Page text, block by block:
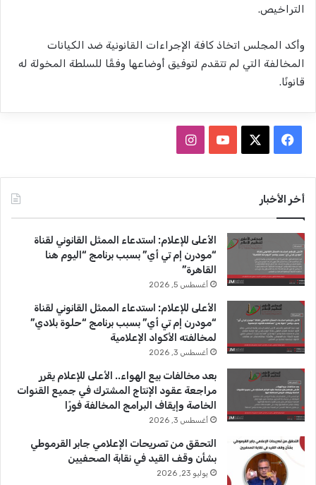
التراخيص.
وأكد المجلس اتخاذ كافة الإجراءات القانونية ضد الكيانات
المخالفة التي لم تتقدم لتوفيق أوضاعها وفقًا للسلطة المخولة له
قانونًا.
س
و
ك
T
u
b
e
ق
ا
م
أخر الأخبار
الأعلى للإعلام: استدعاء الممثل القانوني لقناة
“مودرن إم تي أي” بسبب برنامج “اليوم هنا
القاهرة”
أغسطس 5, 2026
الأعلى للإعلام: استدعاء الممثل القانوني لقناة
“مودرن إم تي أي” بسبب برنامج “حلوة بلادي”
لمخالفته الأكواد الإعلامية
أغسطس 3, 2026
بعد مخالفات بيع الهواء.. الأعلى للإعلام يقرر
مراجعة عقود الإنتاج المشترك في جميع القنوات
الخاصة وإيقاف البرامج المخالفة فورًا
أغسطس 3, 2026
التحقق من تصريحات الإعلامي جابر القرموطي
بشأن وقف القيد في نقابة الصحفيين
يوليو 23, 2026